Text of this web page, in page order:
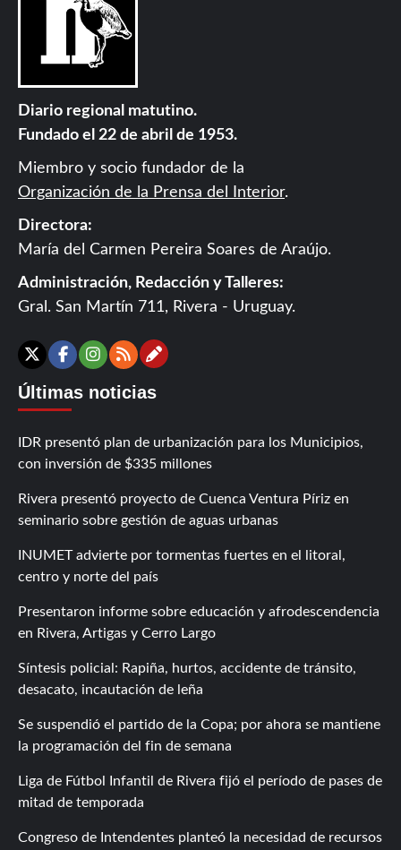
Diario regional matutino.
Fundado el 22 de abril de 1953.
Miembro y socio fundador de la
Organización de la Prensa del Interior.
Directora:
María del Carmen Pereira Soares de Araújo.
Administración, Redacción y Talleres:
Gral. San Martín 711, Rivera - Uruguay.
X Facebook
Instagram
RSSContáctanos
Últimas noticias
IDR presentó plan de urbanización para los Municipios,
con inversión de $335 millones
Rivera presentó proyecto de Cuenca Ventura Píriz en
seminario sobre gestión de aguas urbanas
INUMET advierte por tormentas fuertes en el litoral,
centro y norte del país
Presentaron informe sobre educación y afrodescendencia
en Rivera, Artigas y Cerro Largo
Síntesis policial: Rapiña, hurtos, accidente de tránsito,
desacato, incautación de leña
Se suspendió el partido de la Copa; por ahora se mantiene
la programación del fin de semana
Liga de Fútbol Infantil de Rivera fijó el período de pases de
mitad de temporada
Congreso de Intendentes planteó la necesidad de recursos